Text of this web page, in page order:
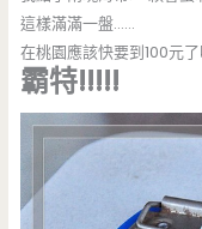
這樣滿滿一盤……
在桃園應該快要到100元了
霸特!!!!!